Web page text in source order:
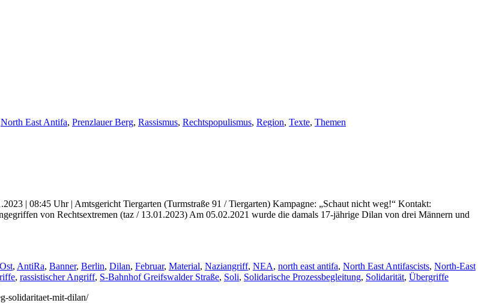
North East Antifa, Prenzlauer Berg, Rassismus, Rechtspopulismus, Region, Texte, Themen
| 08:45 Uhr | Amtsgericht Tiergarten (Turmstraße 91 / Tiergarten) Kampagne: „Schaut nicht weg!“ Kontakt:
von Rechtsextremen (taz / 13.01.2023) Am 05.02.2021 wurde die damals 17-jährige Dilan von drei Männern und
, AntiRa, Banner, Berlin, Dilan, Februar, Material, Naziangriff, NEA, north east antifa, North East Antifascists, North-East
, rassistischer Angriff, S-Bahnhof Greifswalder Straße, Soli, Solidarische Prozessbegleitung, Solidarität, Übergriffe
solidaritaet-mit-dilan/